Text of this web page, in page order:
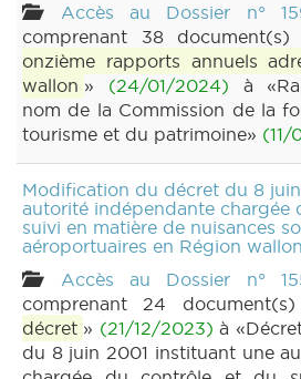
Accès au Dossier n°
comprenant 38
onzième rapports annuels
wallon » (24/01/2024) à
nom de la Commission de la
tourisme et du patrimoine»
Modification du décret du 8
autorité indépendante chargée
suivi en matière de nuisances
aéroportuaires en Région
Accès au Dossier n°
comprenant 24
décret » (21/12/2023) à
du 8 juin 2001 instituant une